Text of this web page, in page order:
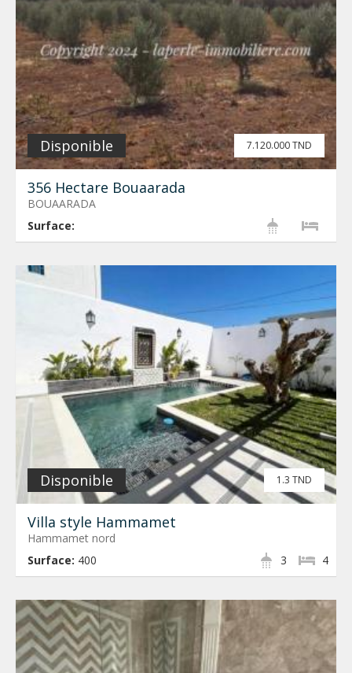
7.120.000 TND
Disponible
356 Hectare Bouaarada
BOUAARADA
Surface:
1.3 TND
Disponible
Villa style Hammamet
Hammamet nord
Surface: 400 4
3